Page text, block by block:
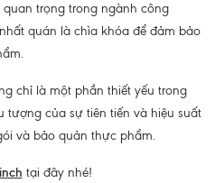
trọng trong ngành công
quán là chìa khóa để đảm bảo
chỉ là một phần thiết yếu trong
tượng của sự tiên tiến và hiệu suất
và bảo quản thực phẩm.
tại đây nhé!